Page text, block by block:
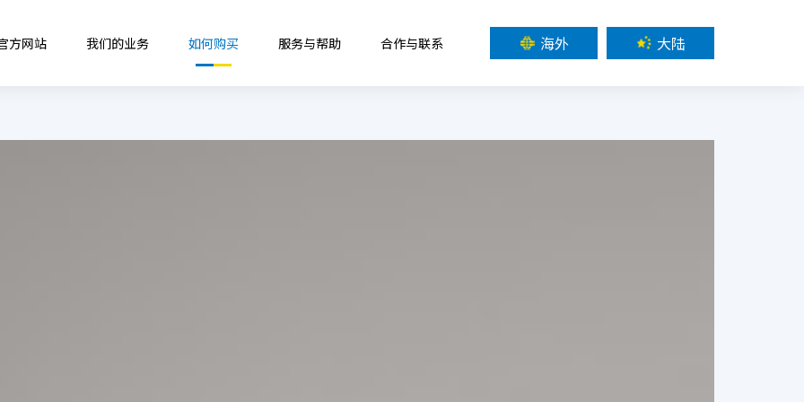
方网站 我们的业务 如何购买 服务与帮助 合作与联系 海外 大陆